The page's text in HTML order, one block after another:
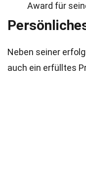
Award für
Neben seiner
auch ein erfülltes